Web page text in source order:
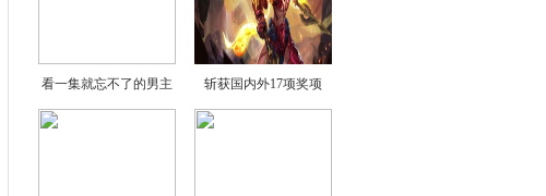
看一集就忘不了的男主 斩获国内外17项奖项